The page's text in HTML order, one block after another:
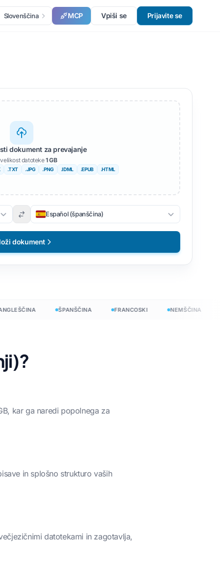
Slovenščina MCP Vpiši se Prijavite se
dokument za prevajanje
datoteke1 GB
.TXT .JPG .PNG .IDML .EPUB .HTML
Español (španščina)
dokument
ŠPANŠČINA FRANCOSKI NEMŠČINA
kar ga naredi popolnega za
in splošno strukturo vaših
datotekami in zagotavlja,